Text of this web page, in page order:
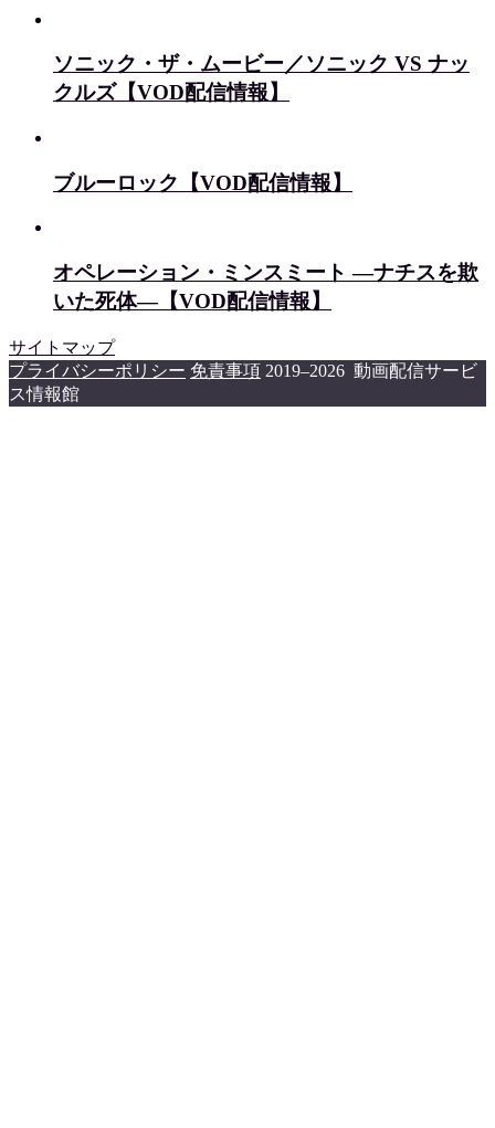
ソニック・ザ・ムービー／ソニック VS ナッ
クルズ【VOD配信情報】
ブルーロック【VOD配信情報】
オペレーション・ミンスミート ―ナチスを欺
いた死体―【VOD配信情報】
サイトマップ
プライバシーポリシー 免責事項 2019–2026 動画配信サービ
ス情報館